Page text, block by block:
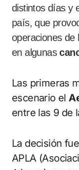
distintos días y
país, que
operaciones de
en algunas
Las primeras
escenario el
entre las 9 de
La decisión
APLA